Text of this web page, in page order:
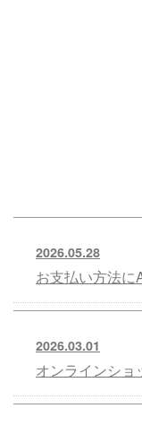
2026.05.28
お支払い方法に
2026.03.01
オンラインショ